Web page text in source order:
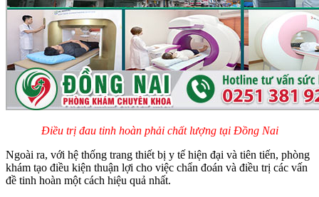
Điều trị đau tinh hoàn phải chất lượng tại Đồng Nai
Ngoài ra, với hệ thống trang thiết bị y tế hiện đại và tiên tiến, phòng
khám tạo điều kiện thuận lợi cho việc chẩn đoán và điều trị các vấn
đề tinh hoàn một cách hiệu quả nhất.